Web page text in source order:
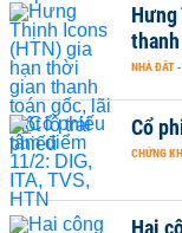
NHÀ ĐẤT -
Cổ
CHỨNG
Hai